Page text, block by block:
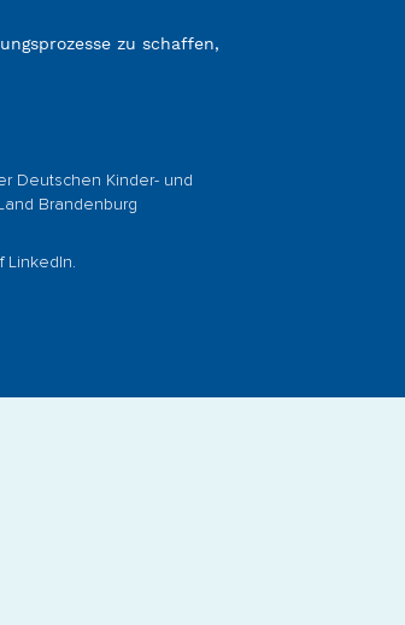
zu schaffen,
Deutschen Kinder- und
Brandenburg
LinkedIn.